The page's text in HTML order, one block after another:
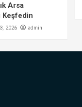
Arsa
Keşfedin
2026 admin